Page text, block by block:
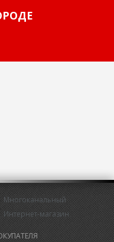
Многоканальный
Интернет-магазин